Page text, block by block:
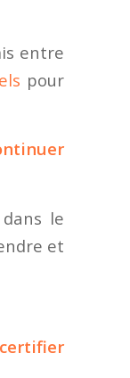
entre
pour
dans le
et
certifier